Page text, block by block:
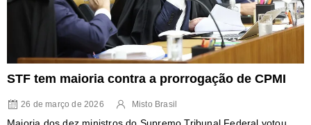
STF tem maioria contra a prorrogação de CPMI
26 de março de 2026 Misto Brasil